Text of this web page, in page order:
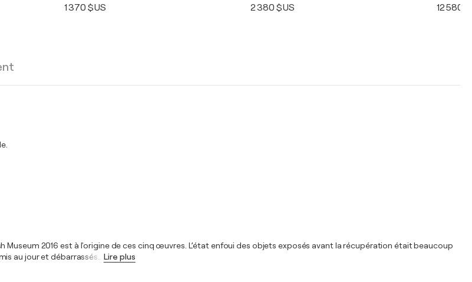
1 370 $US 2 380 $US 12 580
2016 est à l'origine de ces cinq œuvres. L’état enfoui des objets exposés avant la récupération était beaucoup
au jour et débarrassés
Lire plus